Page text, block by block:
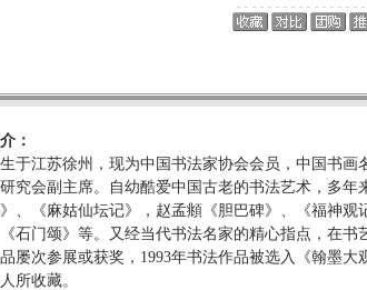
：
江苏徐州，现为中国书法家协会会员，中国书画
究会副主席。自幼酷爱中国古老的书法艺术，多
、《麻姑仙坛记》，赵孟頫《胆巴碑》、《福神
石门颂》等。又经当代书法名家的精心指点，在
屡次参展或获奖，1993年书法作品被选入《翰墨大
所收藏。